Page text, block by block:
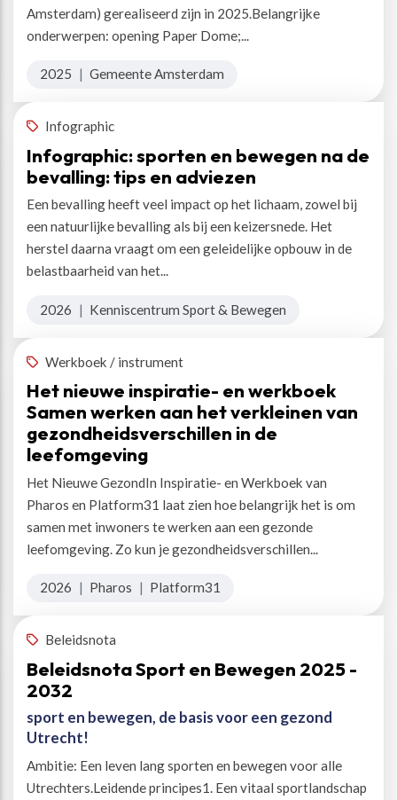
Amsterdam) gerealiseerd zijn in 2025.Belangrijke
onderwerpen: opening Paper Dome;...
2025 | Gemeente Amsterdam
Infographic
Infographic: sporten en bewegen na de
bevalling: tips en adviezen
Een bevalling heeft veel impact op het lichaam, zowel bij
een natuurlijke bevalling als bij een keizersnede. Het
herstel daarna vraagt om een geleidelijke opbouw in de
belastbaarheid van het...
2026 | Kenniscentrum Sport & Bewegen
Werkboek / instrument
Het nieuwe inspiratie- en werkboek
Samen werken aan het verkleinen van
gezondheidsverschillen in de
leefomgeving
Het Nieuwe GezondIn Inspiratie- en Werkboek van
Pharos en Platform31 laat zien hoe belangrijk het is om
samen met inwoners te werken aan een gezonde
leefomgeving. Zo kun je gezondheidsverschillen...
2026 | Pharos | Platform31
Beleidsnota
Beleidsnota Sport en Bewegen 2025 -
2032
sport en bewegen, de basis voor een gezond
Utrecht!
Ambitie: Een leven lang sporten en bewegen voor alle
Utrechters.Leidende principes1. Een vitaal sportlandschap